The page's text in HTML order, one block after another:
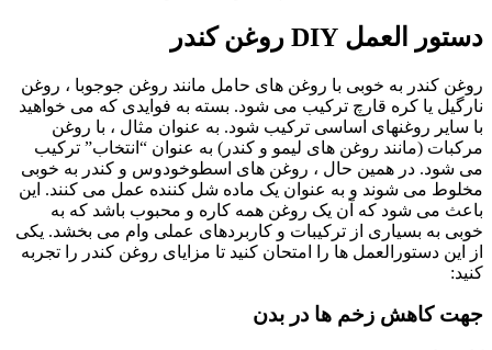
دستور العمل DIY روغن کندر
روغن کندر به خوبی با روغن های حامل مانند روغن جوجوبا ، روغن
نارگیل یا کره قارچ ترکیب می شود. بسته به فوایدی که می خواهید
با سایر روغنهای اساسی ترکیب شود. به عنوان مثال ، با روغن
مرکبات (مانند روغن های لیمو و کندر) به عنوان “انتخاب” ترکیب
می شود. در همین حال ، روغن های اسطوخودوس و کندر به خوبی
مخلوط می شوند و به عنوان یک ماده شل کننده عمل می کنند. این
باعث می شود که آن یک روغن همه کاره و محبوب باشد که به
خوبی به بسیاری از ترکیبات و کاربردهای عملی وام می بخشد. یکی
از این دستورالعمل ها را امتحان کنید تا مزایای روغن کندر را تجربه
کنید:
جهت کاهش زخم ها در بدن